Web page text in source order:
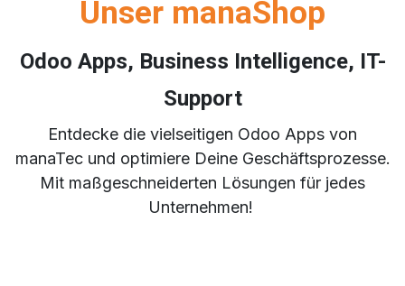
Unser manaShop
Odoo Apps, Business Intelligence, IT-
Support
Entdecke die vielseitigen Odoo Apps von
manaTec und optimiere Deine Geschäftsprozesse.
Mit maßgeschneiderten Lösungen für jedes
Unternehmen!